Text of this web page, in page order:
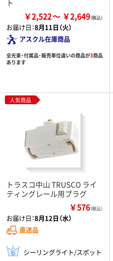
ト
￥2,522 ￥2,649
お届け日：8月11日（火）
アスクル在庫商品
全光束・付属品・販売単位違いの商品が3商品
あります
人気商品
トラスコ中山 TRUSCO ライ
ティングレール用プラグ
￥576（税込）
お届け日：8月12日（水）
直送品
シーリングライト/スポット